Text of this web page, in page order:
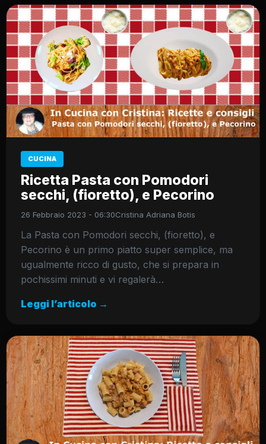
CUCINA
Ricetta Pasta con Pomodori
secchi, (fioretto), e Pecorino
26 Febbraio 2023 - 06:30Cristina Adriana Botis
La Pasta con Pomodori secchi, (fioretto), e
Pecorino è un primo piatto super semplice, ma
ugualmente ricco di gusto, che si prepara in
pochissimi minuti e vi regalerà…
Leggi l’articolo →